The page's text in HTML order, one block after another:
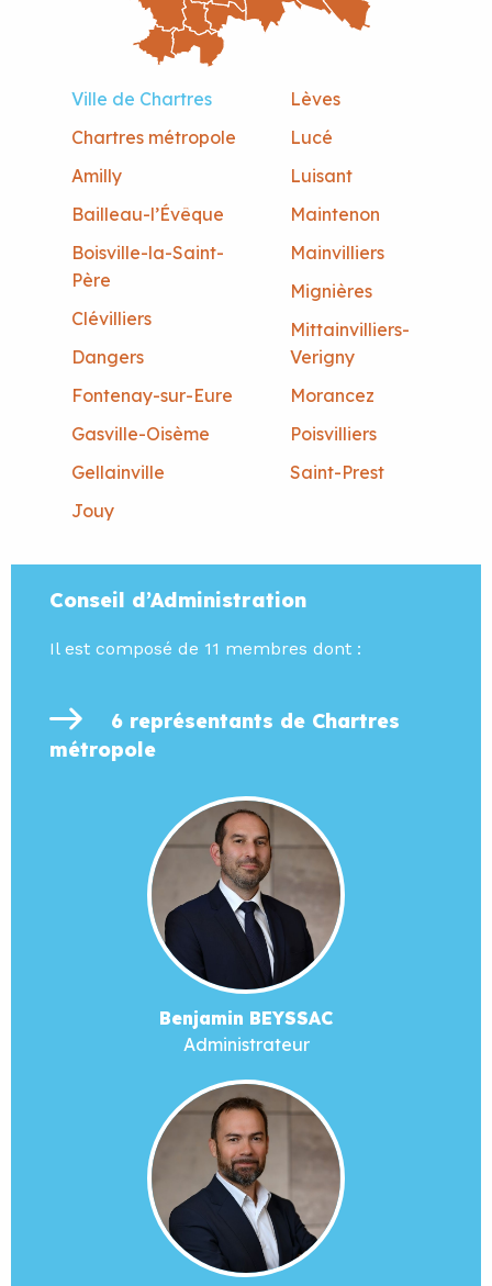
Ville de Chartres
Chartres métropole
Amilly
Bailleau-l’Évêque
Boisville-la-Saint-
Père
Clévilliers
Dangers
Fontenay-sur-Eure
Gasville-Oisème
Gellainville
Jouy
Lèves
Lucé
Luisant
Maintenon
Mainvilliers
Mignières
Mittainvilliers-
Verigny
Morancez
Poisvilliers
Saint-Prest
Conseil d’Administration
Il est composé de 11 membres dont :
6 représentants de Chartres
métropole
Benjamin BEYSSAC
Administrateur